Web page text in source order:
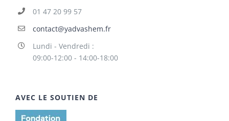
01 47 20 99 57
contact@yadvashem.fr
Lundi - Vendredi :
09:00-12:00 - 14:00-18:00
AVEC LE SOUTIEN DE